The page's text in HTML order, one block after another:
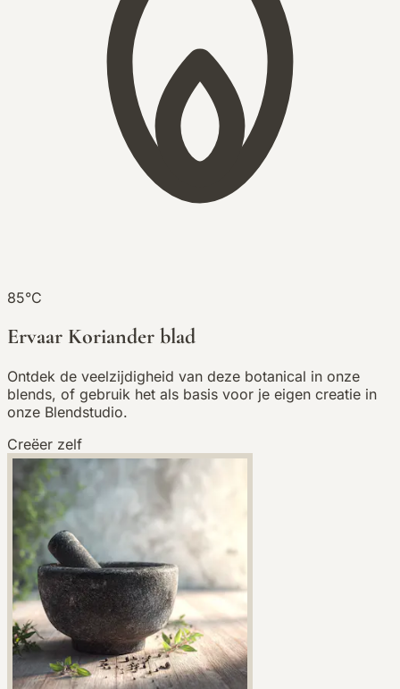
85°C
Ervaar Koriander blad
Ontdek de veelzijdigheid van deze botanical in onze
blends, of gebruik het als basis voor je eigen creatie in
onze Blendstudio.
Creëer zelf